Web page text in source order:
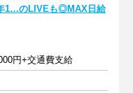
1…のLIVEも◎MAX日給
円+交通費支給